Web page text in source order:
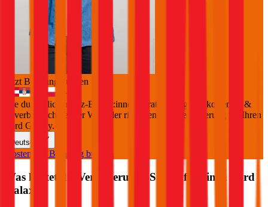
Jetzt Beratung buchen
+
Die durchblicker Kfz-Expert:innen beraten Sie gerne kostenlos &
unverbindlich bei der Wahl der richtigen Kfz-Versicherung für Ihren
Ford Galaxy.
Deutsch
Kostenlose Beratung buchen
Was kostet die Versicherungs-Steuer für einen
Ford
Galaxy